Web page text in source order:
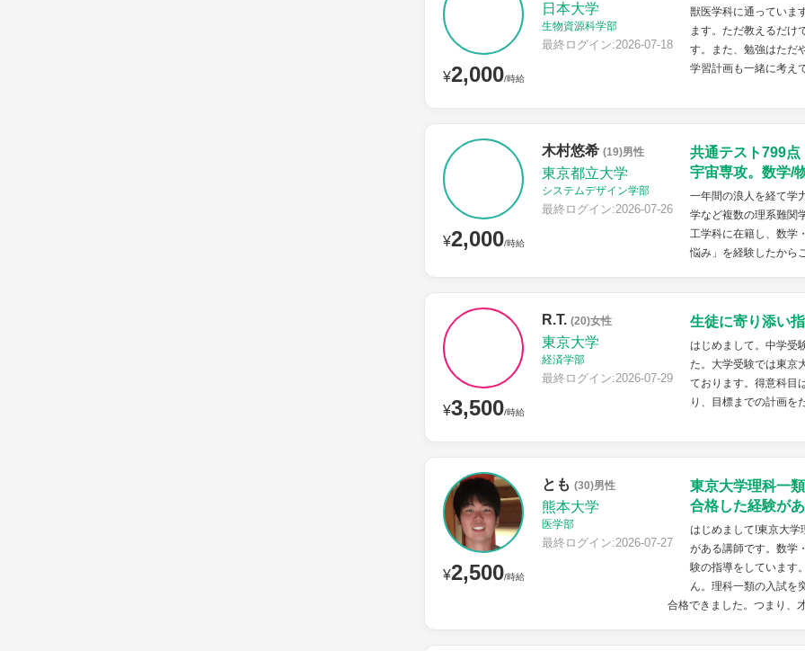
¥2,000/時給
日本大学
生物資源科学部
最終ログイン:2026-07-18
獣医学科に通っていま
ます。ただ教えるだけ
す。また、勉強はただ
学習計画も一緒に考え
¥2,000/時給
木村悠希 (19)男性
東京都立大学
システムデザイン学部
最終ログイン:2026-07-26
共通テスト799
宇宙専攻。数学/
一年間の浪人を経て学
学など複数の理系難関
工学科に在籍し、数学
悩み」を経験したから
¥3,500/時給
R.T. (20)女性
東京大学
経済学部
最終ログイン:2026-07-29
生徒に寄り添い
はじめまして。中学受
た。大学受験では東京
ております。得意科目
り、目標までの計画を
¥2,500/時給
とも (30)男性
熊本大学
医学部
最終ログイン:2026-07-27
東京大学理科一
合格した経験が
はじめまして!東京大
がある講師です。数学
験の指導をしています
ん。理科一類の入試を
合格できました。つまり、